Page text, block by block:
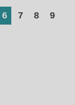
6 7 8
9